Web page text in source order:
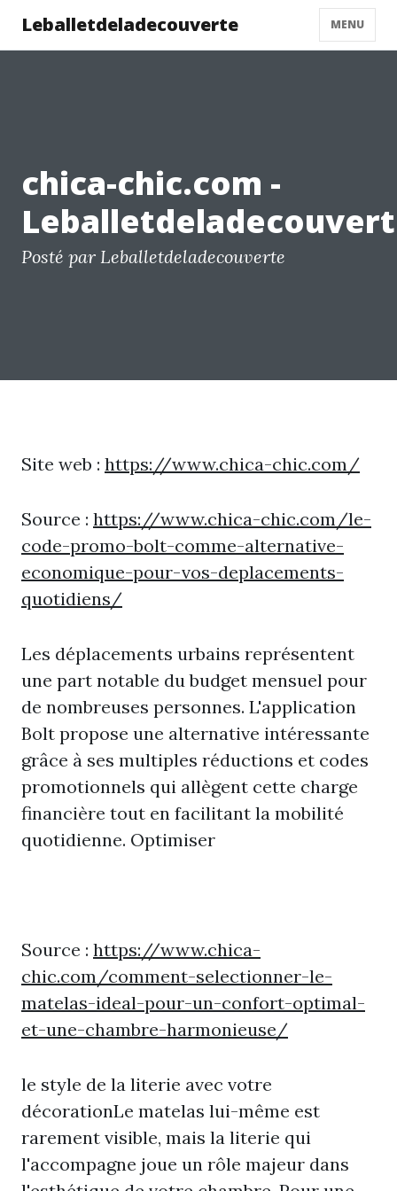
Leballetdeladecouverte MENU
chica-chic.com -
Posté par Leballetdeladecouverte
Site web : https://www.chica-chic.com/
Source : https://www.chica-chic.com/le-
code-promo-bolt-comme-alternative-
economique-pour-vos-deplacements-
quotidiens/
Les déplacements urbains représentent
une part notable du budget mensuel pour
de nombreuses personnes. L'application
Bolt propose une alternative intéressante
grâce à ses multiples réductions et codes
promotionnels qui allègent cette charge
financière tout en facilitant la mobilité
quotidienne. Optimiser
Source : https://www.chica-
chic.com/comment-selectionner-le-
matelas-ideal-pour-un-confort-optimal-
et-une-chambre-harmonieuse/
le style de la literie avec votre
décorationLe matelas lui-même est
rarement visible, mais la literie qui
l'accompagne joue un rôle majeur dans